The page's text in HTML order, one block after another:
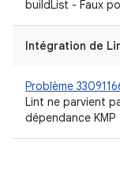
buildList - Faux
Intégration de
Problème
Lint ne parvient
dépendance KMP